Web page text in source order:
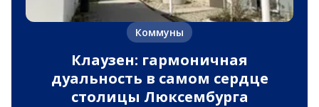
Коммуны
Клаузен: гармоничная
дуальность в самом сердце
столицы Люксембурга